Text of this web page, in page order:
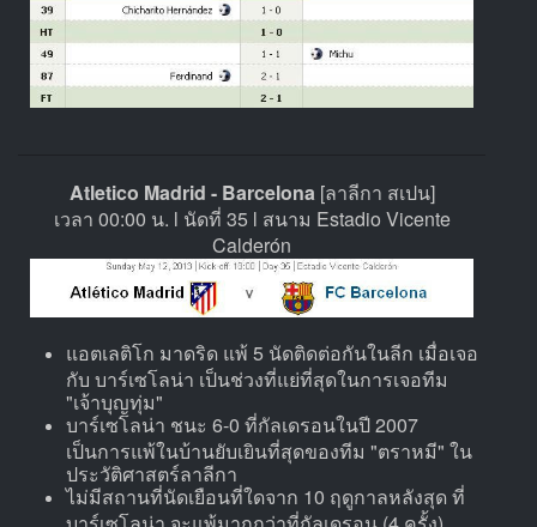
Atletico Madrid - Barcelona [ลาลีกา สเปน]
เวลา 00:00 น. l นัดที่ 35 l สนาม Estadio Vicente
Calderón
แอตเลติโก มาดริด แพ้ 5 นัดติดต่อกันในลีก เมื่อเจอ
กับ บาร์เซโลน่า เป็นช่วงที่แย่ที่สุดในการเจอทีม
"เจ้าบุญทุ่ม"
บาร์เซโลน่า ชนะ 6-0 ที่กัลเดรอนในปี 2007
เป็นการแพ้ในบ้านยับเยินที่สุดของทีม "ตราหมี" ใน
ประวัติศาสตร์ลาลีกา
ไม่มีสถานที่นัดเยือนที่ใดจาก 10 ฤดูกาลหลังสุด ที่
บาร์เซโลน่า จะแพ้มากกว่าที่กัลเดรอน (4 ครั้ง)